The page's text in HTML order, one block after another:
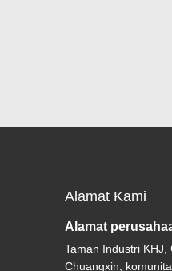
Alamat Kami
Alamat
Taman Industri
Chuangxin,